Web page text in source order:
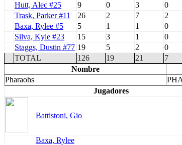
Hutt, Alec #25
9 0 3 0
Trask, Parker #11
26 2 7 2
Baxa, Rylee #5
5 1 1 0
Silva, Kyle #23
15 3 1 0
Staggs, Dustin #77 19 5 2 0
TOTAL
126 19 21 7
Nombre
Pharaohs
PHA
Jugadores
Battistoni, Gio
Baxa, Rylee